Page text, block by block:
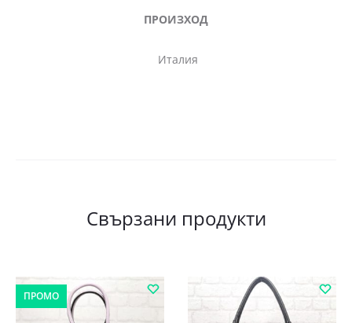
ПРОИЗХОД
Италия
Свързани продукти
ПРОМО